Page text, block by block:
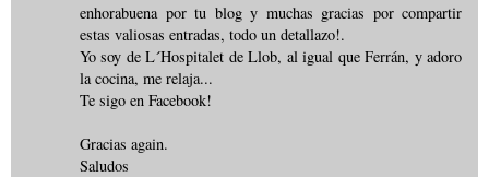
enhorabuena por tu blog y muchas gracias por compartir
estas valiosas entradas, todo un detallazo!.
Yo soy de L´Hospitalet de Llob, al igual que Ferrán, y adoro
la cocina, me relaja...
Te sigo en Facebook!
Gracias again.
Saludos